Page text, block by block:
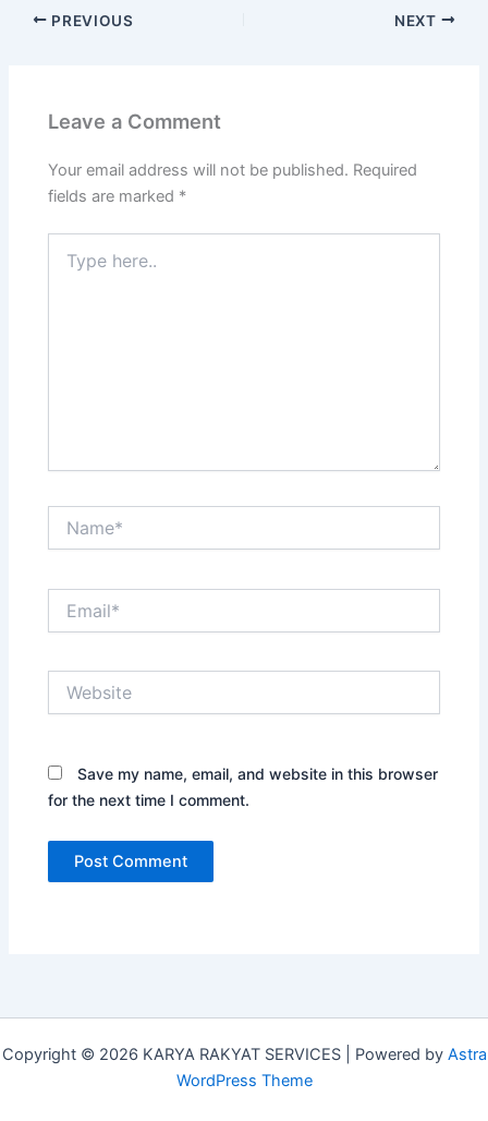
PREVIOUS NEXT
Leave a Comment
Your email address will not be published. Required
fields are marked *
here..
Save my name, email, and website in this browser
for the next time I comment.
Copyright © 2026 KARYA RAKYAT SERVICES | Powered by Astra
WordPress Theme